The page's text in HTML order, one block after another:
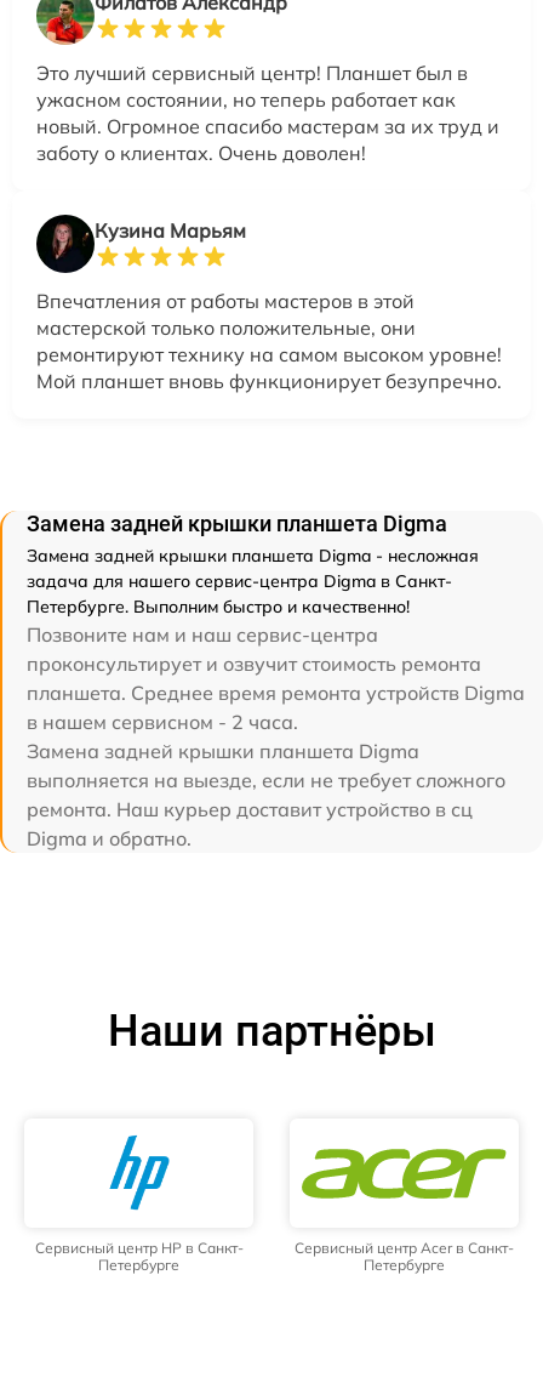
Это лучший сервисный центр! Планшет был в
ужасном состоянии, но теперь работает как
новый. Огромное спасибо мастерам за их труд и
заботу о клиентах. Очень доволен!
Кузина Марьям
Впечатления от работы мастеров в этой
мастерской только положительные, они
ремонтируют технику на самом высоком уровне!
Мой планшет вновь функционирует безупречно.
Замена задней крышки планшета Digma
Замена задней крышки планшета Digma - несложная
задача для нашего сервис-центра Digma в Санкт-
Петербурге. Выполним быстро и качественно!
Позвоните нам и наш сервис-центра
проконсультирует и озвучит стоимость ремонта
планшета. Среднее время ремонта устройств Digma
в нашем сервисном - 2 часа.
Замена задней крышки планшета Digma
выполняется на выезде, если не требует сложного
ремонта. Наш курьер доставит устройство в сц
Digma и обратно.
Наши партнёры
Сервисный центр HP в Санкт-
Петербурге
Сервисный центр Acer в Санкт-
Петербурге